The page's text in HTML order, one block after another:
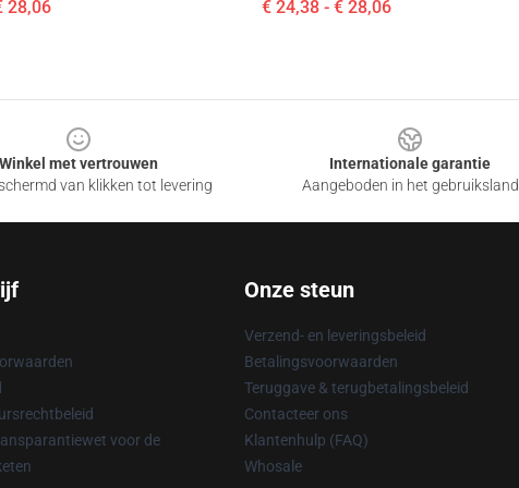
28,06 € 24,38 - € 28,06
Winkel met vertrouwen
van klikken tot levering
Internationale garantie
Aangeboden in het gebruiksland
voor de
Onze steun
Verzend- en leveringsbeleid
Betalingsvoorwaarden
Teruggave & terugbetalingsbeleid
Contacteer ons
Klantenhulp (FAQ)
Whosale